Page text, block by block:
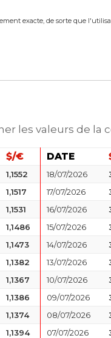
exacte, de sorte que
les valeurs de la
$/€ DATE
1,1552 18/07/2026
1,1517 17/07/2026
1,1531 16/07/2026
1,1486 15/07/2026
1,1473 14/07/2026
1,1382 13/07/2026
1,1367 10/07/2026
1,1386 09/07/2026
1,1374 08/07/2026
1,1394 07/07/2026